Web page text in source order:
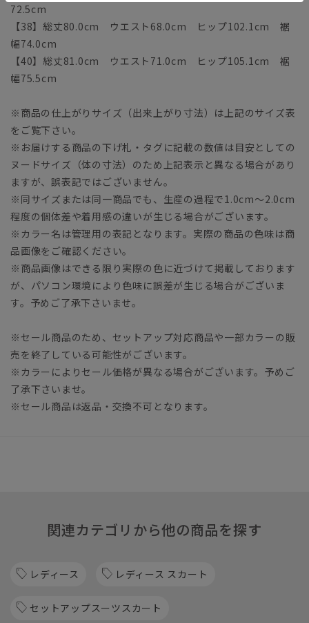
72.5cm
【38】総丈80.0cm ウエスト68.0cm ヒップ102.1cm 裾
幅74.0cm
【40】総丈81.0cm ウエスト71.0cm ヒップ105.1cm 裾
幅75.5cm
※商品の仕上がりサイズ（出来上がり寸法）は上記のサイズ表
をご覧下さい。
※お届けする商品の下げ札・タグに記載の数値は目安としての
ヌードサイズ（体の寸法）のため上記表示と異なる場合があり
ますが、誤表記ではございません。
※同サイズまたは同一商品でも、生産の過程で1.0cm～2.0cm
程度の個体差や着用感の違いが生じる場合がございます。
※カラー名は管理用の表記となります。実際の商品の色味は商
品画像をご確認ください。
※商品画像はできる限り実際の色に近づけて掲載しております
が、パソコン環境により色味に誤差が生じる場合がございま
す。予めご了承下さいませ。
※セール商品のため、セットアップ対応商品や一部カラーの販
売を終了している可能性がございます。
※カラーによりセール価格が異なる場合がございます。予めご
了承下さいませ。
※セール商品は返品・交換不可となります。
関連カテゴリから他の商品を探す
レディース レディース スカート
セットアップスーツスカート